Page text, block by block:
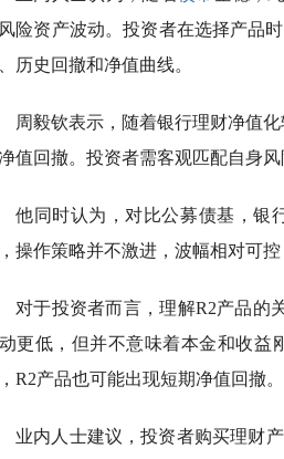
险资产波动。投资者在选择产品
历史回撤和净值曲线。
周毅钦表示，随着银行理财净值
值回撤。投资者需客观匹配自身
他同时认为，对比公募债基，银
操作策略并不激进，波幅相对可
对于投资者而言，理解R2产品的
更低，但并不意味着本金和收益
R2产品也可能出现短期净值回撤。
业内人士建议，投资者购买理财